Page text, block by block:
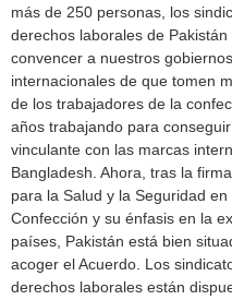
más de 250 personas, los
derechos laborales de
convencer a nuestros
internacionales de que tomen
de los trabajadores de la
años trabajando para
vinculante con las marcas
Bangladesh. Ahora, tras la
para la Salud y la Seguridad
Confección y su énfasis en la
países, Pakistán está bien
acoger el Acuerdo. Los
derechos laborales están